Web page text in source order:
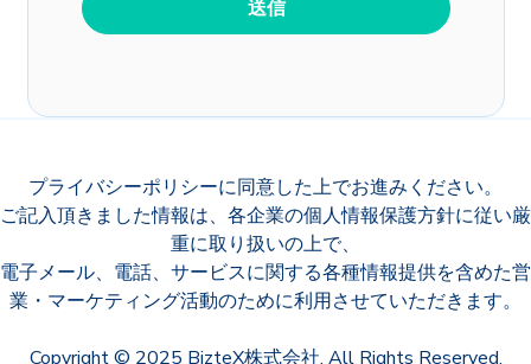
プライバシーポリシーに同意した上でお進みください。
ご記入頂きました情報は、各企業の個人情報保護方針に従い厳
重に取り扱いの上で、
電子メール、電話、サービスに関する各種情報提供を含めた営
業・マーケティング活動のために利用させていただきます。
Copyright © 2025 BizteX株式会社. All Rights Reserved.